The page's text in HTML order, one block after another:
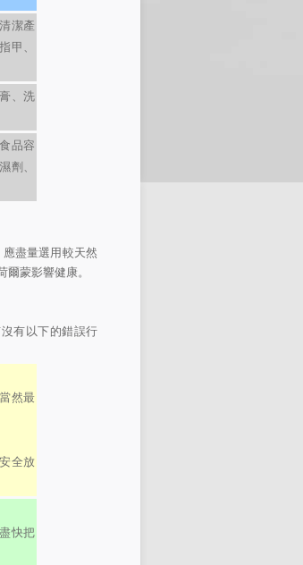
潔產
甲、
、洗
品容
劑、
盡量選用較天然
蒙影響健康。
有以下的錯誤行
然最
全放
快把